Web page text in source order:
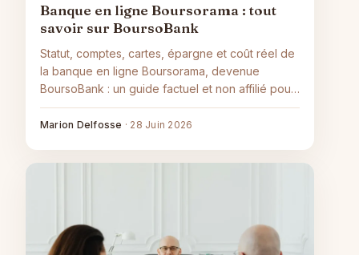
Banque en ligne Boursorama : tout
savoir sur BoursoBank
Statut, comptes, cartes, épargne et coût réel de
la banque en ligne Boursorama, devenue
BoursoBank : un guide factuel et non affilié pour
s'y retrouver.
Marion Delfosse · 28 Juin 2026